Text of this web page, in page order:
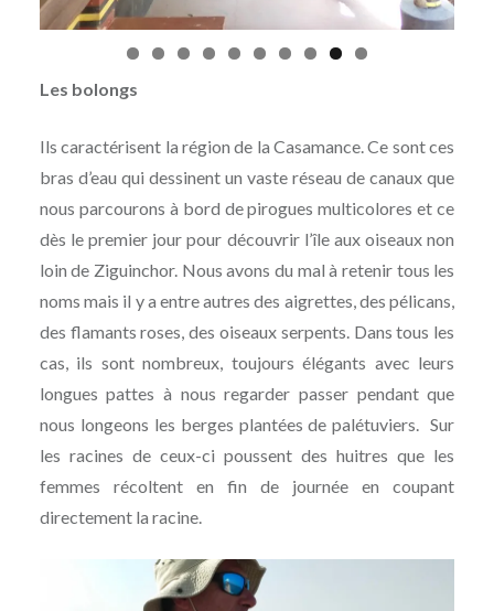
Les bolongs
Ils caractérisent la région de la Casamance. Ce sont ces
bras d’eau qui dessinent un vaste réseau de canaux que
nous parcourons à bord de pirogues multicolores et ce
dès le premier jour pour découvrir l’île aux oiseaux non
loin de Ziguinchor. Nous avons du mal à retenir tous les
noms mais il y a entre autres des aigrettes, des pélicans,
des flamants roses, des oiseaux serpents. Dans tous les
cas, ils sont nombreux, toujours élégants avec leurs
longues pattes à nous regarder passer pendant que
nous longeons les berges plantées de palétuviers. Sur
les racines de ceux-ci poussent des huitres que les
femmes récoltent en fin de journée en coupant
directement la racine.